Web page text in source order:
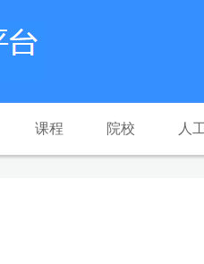
课程 院校 人